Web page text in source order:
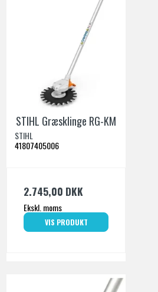
STIHL Græsklinge RG-KM
STIHL
41807405006
2.745,00 DKK
Ekskl. moms
VIS PRODUKT